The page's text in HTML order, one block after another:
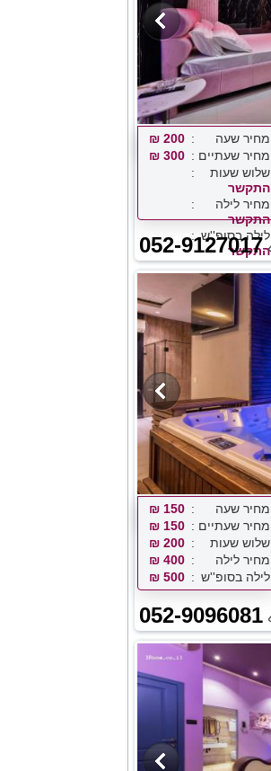
מחיר שעה
200 ₪
מחיר שעתיים
300 ₪
שלוש שעות
התקשר
מחיר לילה
התקשר
לילה בסופ''ש
התקשר
052-9127017
מחיר שעה
150 ₪
מחיר שעתיים
150 ₪
שלוש שעות
200 ₪
מחיר לילה
400 ₪
לילה בסופ''ש
500 ₪
052-9096081